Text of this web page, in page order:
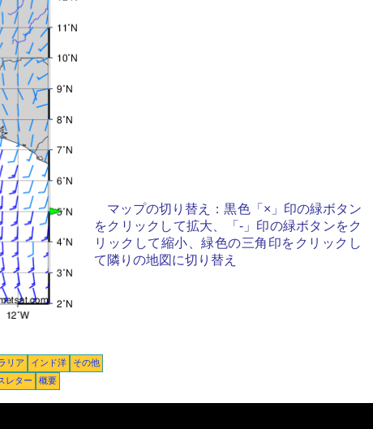
マップの切り替え：黒色「×」印の緑ボタン
をクリックして拡大、「-」印の緑ボタンをク
リックして縮小、緑色の三角印をクリックし
て隣りの地図に切り替え
リア インド洋
その他
レター 概要